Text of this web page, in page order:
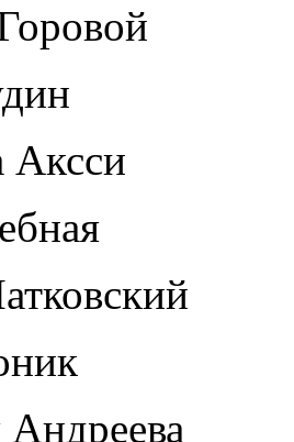
Аксси
Андреева